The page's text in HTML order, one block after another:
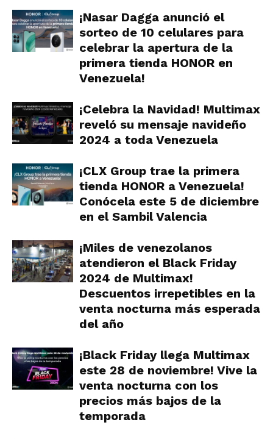
¡Nasar Dagga anunció el
sorteo de 10 celulares para
celebrar la apertura de la
primera tienda HONOR en
Venezuela!
¡Celebra la Navidad! Multimax
reveló su mensaje navideño
2024 a toda Venezuela
¡CLX Group trae la primera
tienda HONOR a Venezuela!
Conócela este 5 de diciembre
en el Sambil Valencia
¡Miles de venezolanos
atendieron el Black Friday
2024 de Multimax!
Descuentos irrepetibles en la
venta nocturna más esperada
del año
¡Black Friday llega Multimax
este 28 de noviembre! Vive la
venta nocturna con los
precios más bajos de la
temporada